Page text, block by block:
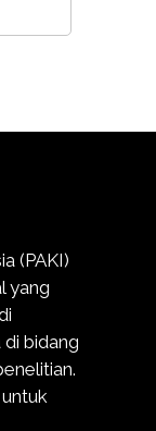
(PAKI)
yang
bidang